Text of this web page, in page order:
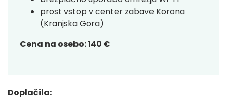
prost vstop v center zabave Korona
(Kranjska Gora)
Cena na osebo: 140 €
Doplačila: